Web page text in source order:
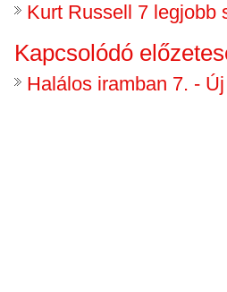
Kurt Russell 7 legjobb
Kapcsolódó
Halálos iramban 7. -